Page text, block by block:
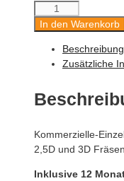
In den Warenkorb
Beschreibung
Zusätzliche
Kommerzielle-
2,5D und 3D
Inklusive 12